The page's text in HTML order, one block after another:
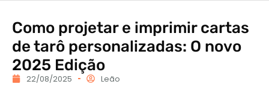
Como projetar e imprimir cartas
de tarô personalizadas: O novo
2025 Edição
22/08/2025 Leão